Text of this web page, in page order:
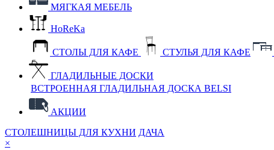
МЯГКАЯ МЕБЕЛЬ
HoReKa
СТОЛЫ ДЛЯ КАФЕ СТУЛЬЯ ДЛЯ КАФЕ
ГЛАДИЛЬНЫЕ ДОСКИ
ВСТРОЕННАЯ ГЛАДИЛЬНАЯ ДОСКА BELSI
АКЦИИ
СТОЛЕШНИЦЫ ДЛЯ КУХНИ ДАЧА
×